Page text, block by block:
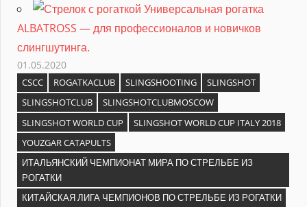
Универсальная рогатка
ALBATROSS — для профессионалов и новичков
слингшутинга.
01.05.2020
CSCC ROGATKACLUB SLINGSHOOTING
SLINGSHOT
SLINGSHOTCLUB
SLINGSHOTCLUBMOSCOW
SLINGSHOT WORLD CUP
SLINGSHOT WORLD CUP ITALY 2018
YOUZGAR CATAPULTS
ИТАЛЬЯНСКИЙ ЧЕМПИОНАТ МИРА ПО СТРЕЛЬБЕ ИЗ
РОГАТКИ
КИТАЙСКАЯ ЛИГА ЧЕМПИОНОВ ПО СТРЕЛЬБЕ ИЗ РОГАТКИ